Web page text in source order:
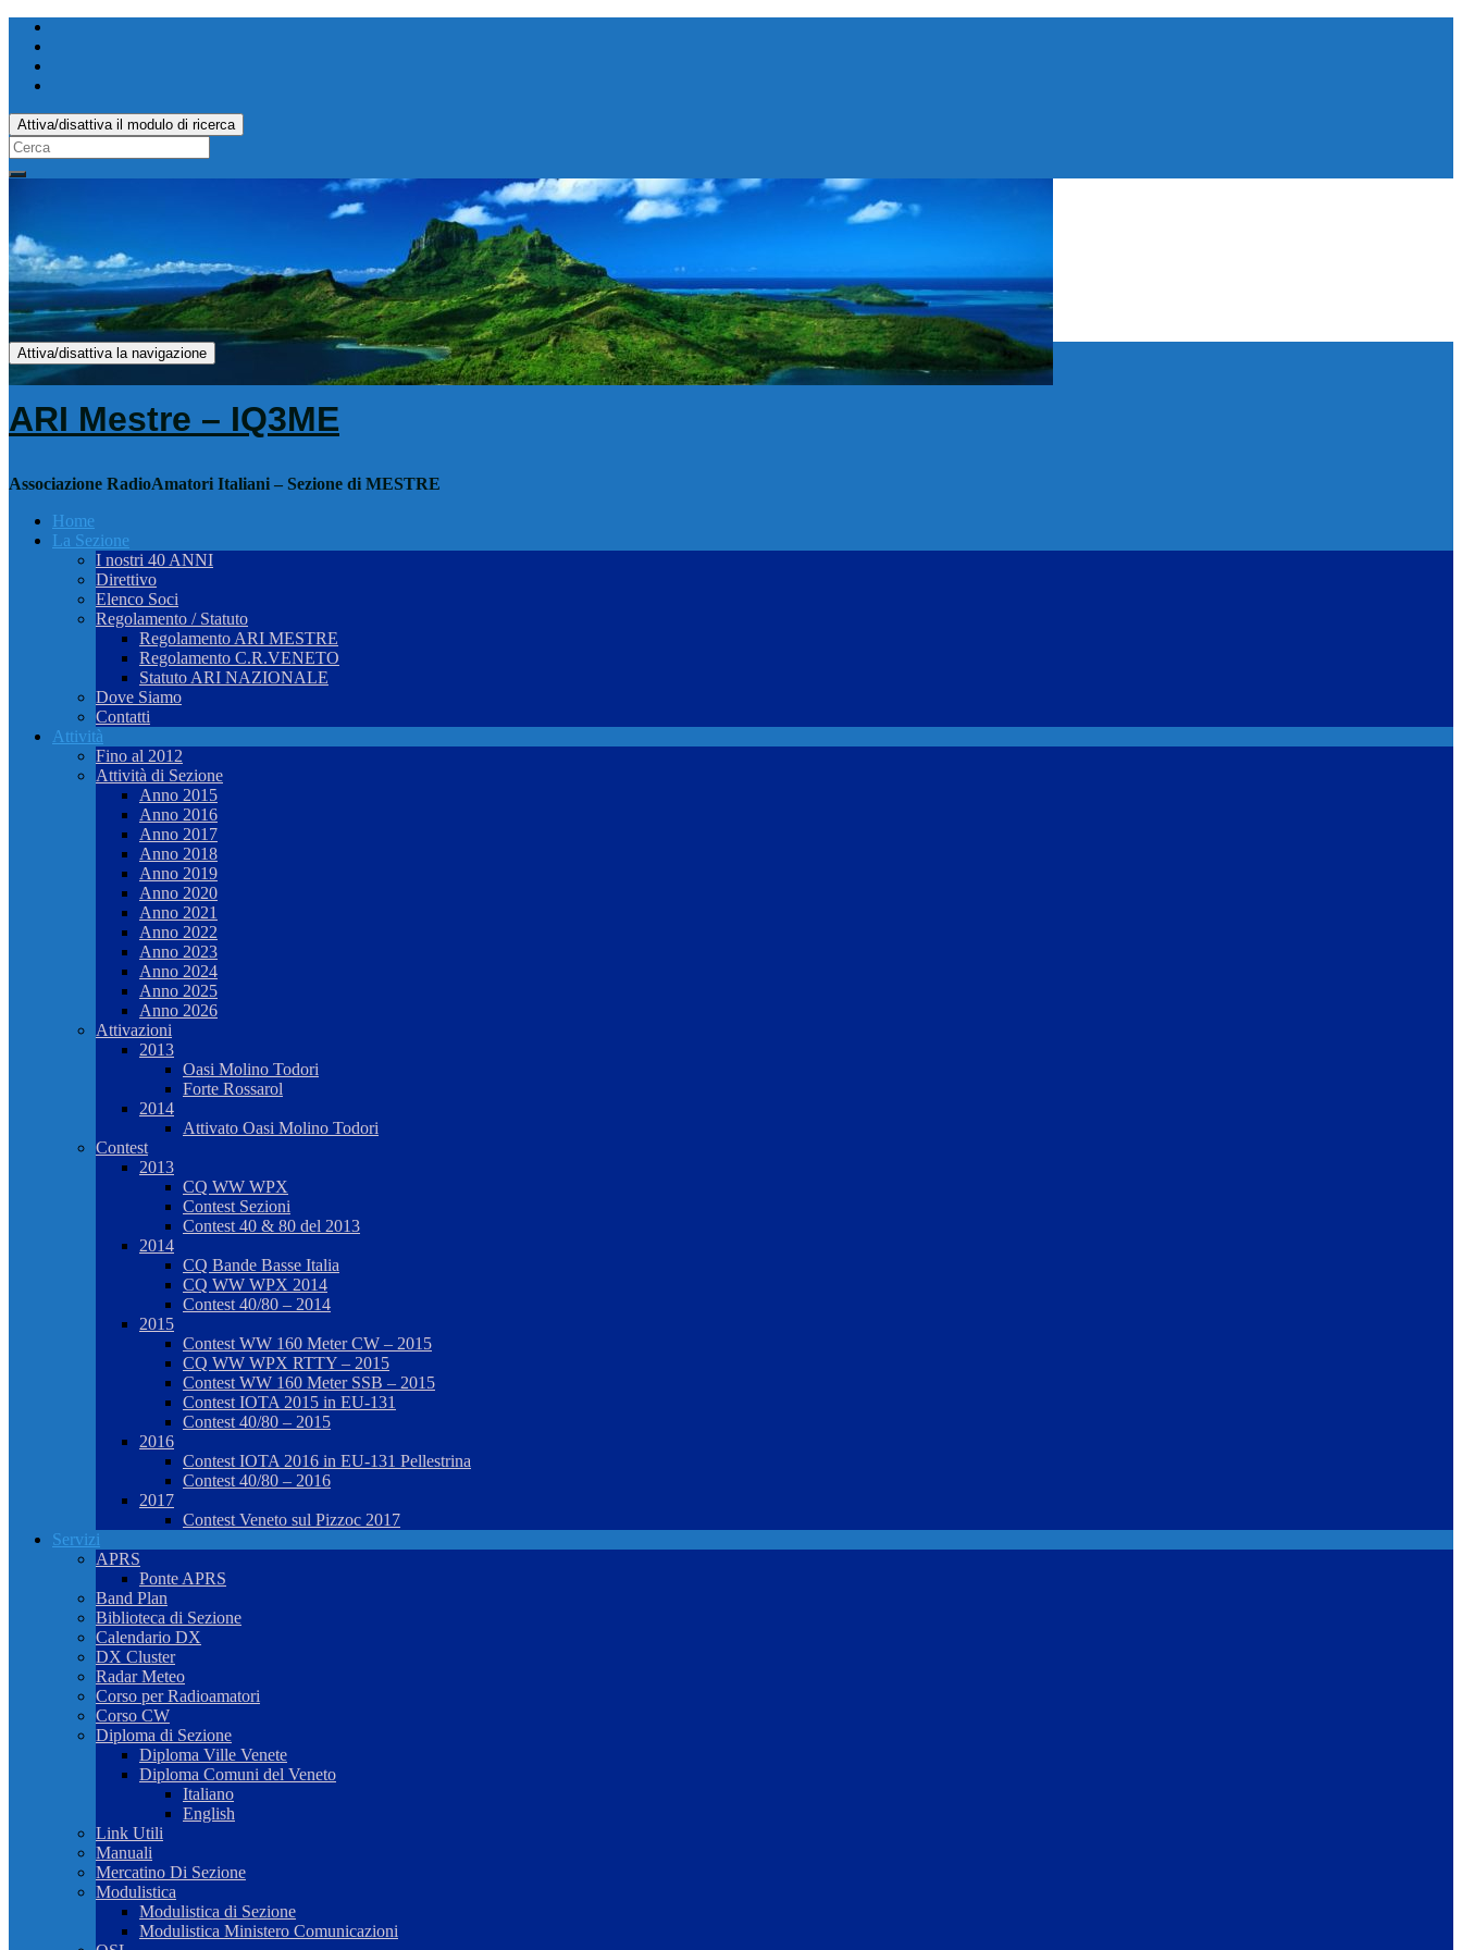
Attiva/disattiva il modulo di ricerca
Search
for:
Attiva/disattiva la navigazione
ARI Mestre – IQ3ME
Associazione RadioAmatori Italiani – Sezione di MESTRE
Home
La Sezione
I nostri 40 ANNI
Direttivo
Elenco Soci
Regolamento / Statuto
Regolamento ARI MESTRE
Regolamento C.R.VENETO
Statuto ARI NAZIONALE
Dove Siamo
Contatti
Attività
Fino al 2012
Attività di Sezione
Anno 2015
Anno 2016
Anno 2017
Anno 2018
Anno 2019
Anno 2020
Anno 2021
Anno 2022
Anno 2023
Anno 2024
Anno 2025
Anno 2026
Attivazioni
2013
Oasi Molino Todori
Forte Rossarol
2014
Attivato Oasi Molino Todori
Contest
2013
CQ WW WPX
Contest Sezioni
Contest 40 & 80 del 2013
2014
CQ Bande Basse Italia
CQ WW WPX 2014
Contest 40/80 – 2014
2015
Contest WW 160 Meter CW – 2015
CQ WW WPX RTTY – 2015
Contest WW 160 Meter SSB – 2015
Contest IOTA 2015 in EU-131
Contest 40/80 – 2015
2016
Contest IOTA 2016 in EU-131 Pellestrina
Contest 40/80 – 2016
2017
Contest Veneto sul Pizzoc 2017
Servizi
APRS
Ponte APRS
Band Plan
Biblioteca di Sezione
Calendario DX
DX Cluster
Radar Meteo
Corso per Radioamatori
Corso CW
Diploma di Sezione
Diploma Ville Venete
Diploma Comuni del Veneto
Italiano
English
Link Utili
Manuali
Mercatino Di Sezione
Modulistica
Modulistica di Sezione
Modulistica Ministero Comunicazioni